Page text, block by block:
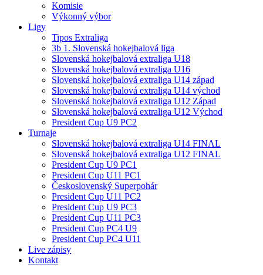
Komisie
Výkonný výbor
Ligy
Tipos Extraliga
3b 1. Slovenská hokejbalová liga
Slovenská hokejbalová extraliga U18
Slovenská hokejbalová extraliga U16
Slovenská hokejbalová extraliga U14 západ
Slovenská hokejbalová extraliga U14 východ
Slovenská hokejbalová extraliga U12 Západ
Slovenská hokejbalová extraliga U12 Východ
President Cup U9 PC2
Turnaje
Slovenská hokejbalová extraliga U14 FINAL
Slovenská hokejbalová extraliga U12 FINAL
President Cup U9 PC1
President Cup U11 PC1
Československý Superpohár
President Cup U11 PC2
President Cup U9 PC3
President Cup U11 PC3
President Cup PC4 U9
President Cup PC4 U11
Live zápisy
Kontakt